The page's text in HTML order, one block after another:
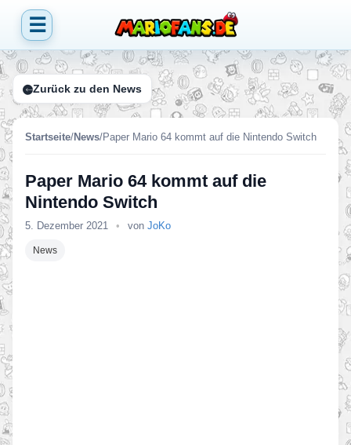
☰
Zurück zu den News
Startseite/News/Paper Mario 64 kommt auf die Nintendo Switch
Paper Mario 64 kommt auf die
Nintendo Switch
5. Dezember 2021 • von JoKo
News